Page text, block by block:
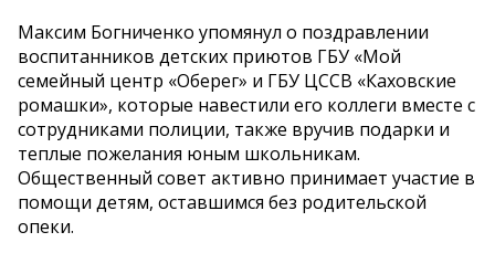
Максим Богниченко упомянул о поздравлении
воспитанников детских приютов ГБУ «Мой
семейный центр «Оберег» и ГБУ ЦССВ «Каховские
ромашки», которые навестили его коллеги вместе с
сотрудниками полиции, также вручив подарки и
теплые пожелания юным школьникам.
Общественный совет активно принимает участие в
помощи детям, оставшимся без родительской
опеки.